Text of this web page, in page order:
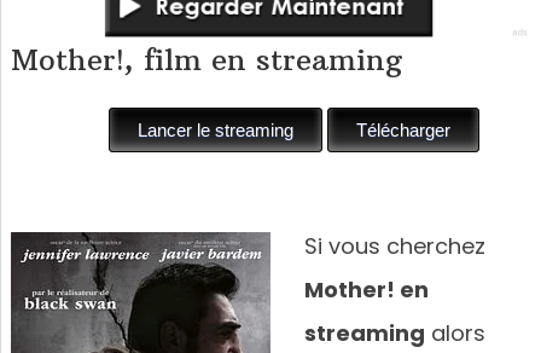
Mother!, film en streaming
Si vous cherchez
Mother! en
streaming alors